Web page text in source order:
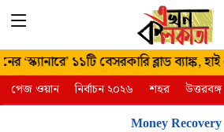
২২ শ্রাবণ
১৪৩৩ শুক্রবার
| ৭ আগস্ট
২০২৬
১১টি বেসরকারি ব্লাড ব্যাঙ্ক, হাই
পেজ ওয়ান নির্বাচন ২০২৬ শহর উত্তরবঙ্গ
Money Recovery